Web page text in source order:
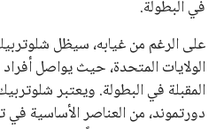
هذا الدعم الواسع يأتي على الرغم من
لإنفانتينو في الآونة الأخيرة. حتى
في السباق الانتخابي، ولم تتمكن
اسم يوازن موقف إنفانتينو، قبل
المقبل.